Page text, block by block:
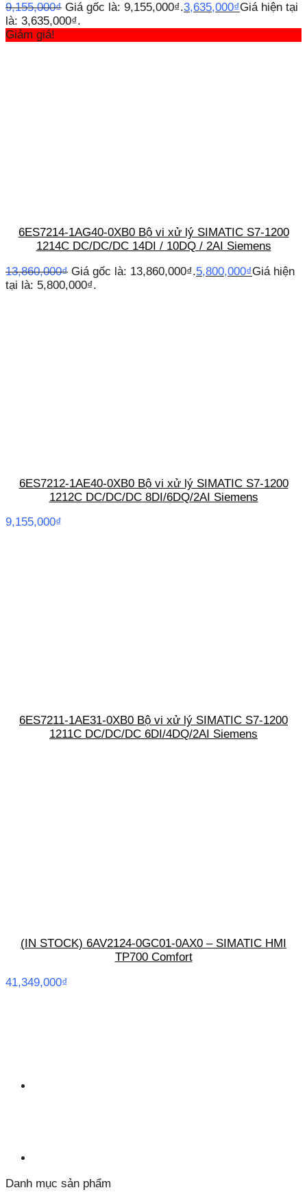
9,155,000₫ Giá gốc là: 9,155,000₫.3,635,000₫Giá hiện tại
là: 3,635,000₫.
Giảm giá!
6ES7214-1AG40-0XB0 Bộ vi xử lý SIMATIC S7-1200
1214C DC/DC/DC 14DI / 10DQ / 2AI Siemens
13,860,000₫ Giá gốc là: 13,860,000₫.5,800,000₫Giá hiện
tại là: 5,800,000₫.
6ES7212-1AE40-0XB0 Bộ vi xử lý SIMATIC S7-1200
1212C DC/DC/DC 8DI/6DQ/2AI Siemens
9,155,000₫
6ES7211-1AE31-0XB0 Bộ vi xử lý SIMATIC S7-1200
1211C DC/DC/DC 6DI/4DQ/2AI Siemens
(IN STOCK) 6AV2124-0GC01-0AX0 – SIMATIC HMI
TP700 Comfort
41,349,000₫
Danh mục sản phẩm